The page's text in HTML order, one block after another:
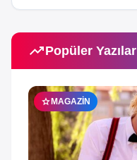
trending_upPopüler Yazılar
starMAGAZIN